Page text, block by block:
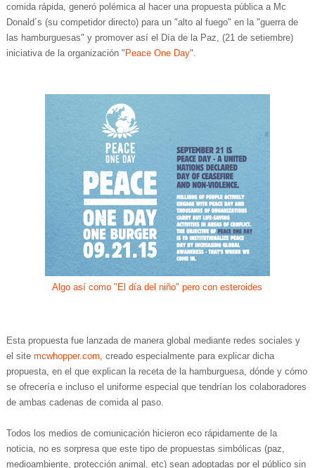
comida rápida, generó polémica al hacer una propuesta pública a Mc
Donald´s (su competidor directo) para un "alto al fuego" en la "guerra de
las hamburguesas" y promover así el Día de la Paz, (21 de setiembre)
iniciativa de la organización "Peace One Day".
Algo así como "El día del niño" pero con esteroides
Esta propuesta fue lanzada de manera global mediante redes sociales y
el site mcwhopper.com, creado especialmente para explicar dicha
propuesta, en el que explican la receta de la hamburguesa, dónde y cómo
se ofrecería e incluso el uniforme especial que tendrían los colaboradores
de ambas cadenas de comida al paso.
Todos los medios de comunicación hicieron eco rápidamente de la
noticia, no es sorpresa que este tipo de propuestas simbólicas (paz,
medioambiente, protección animal, etc) sean adoptadas por el público sin